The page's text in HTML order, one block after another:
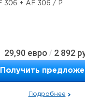
306 + AF 306 / P
29,90 евро / 2 892
Получить
Подробнее